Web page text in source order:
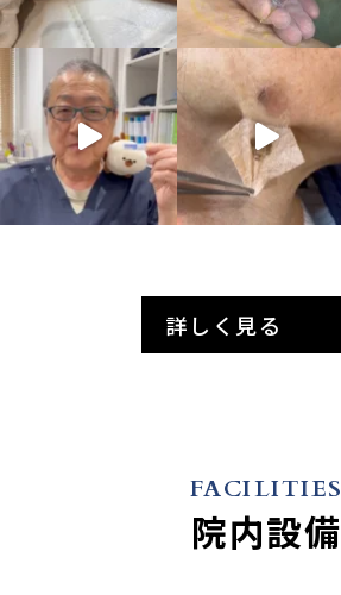
詳しく見る
FACILITIES
院内設備